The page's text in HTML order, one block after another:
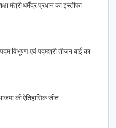
मंत्री धर्मेंद्र प्रधान का इस्तीफा
विभूषण एवं पद्मश्री तीजन बाई का
की ऐतिहासिक जीत